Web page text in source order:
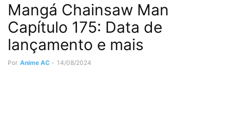
Mangá Chainsaw Man
Capítulo 175: Data de
lançamento e mais
Por Anime AC - 14/08/2024